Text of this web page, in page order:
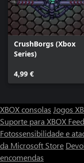
CrushBorgs (Xbox
Series)
4,99 €
XBOX consolas Jogos
Suporte para XBOX
Fotossensibilidade e
da Microsoft Store
encomendas